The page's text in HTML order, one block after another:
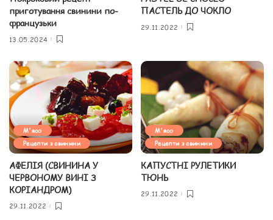
приготування свинини по-
французьки
13.05.2024
ПАСТЕЛЬ ДО ЧОКЛО
29.11.2022
М'ясо
Рецепти з свинини
АФЕЛІЯ (СВИНИНА У
ЧЕРВОНОМУ ВИНІ З
КОРІАНДРОМ)
29.11.2022
М'ясо
Рецепти з свинини
КАПУСТНІ РУЛЕТИКИ
ТЮНЬ
29.11.2022